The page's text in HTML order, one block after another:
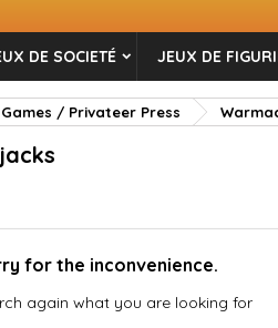
DE SOCIETÉ JEUX DE
/ Privateer Press
for the inconvenience.
again what you are looking for